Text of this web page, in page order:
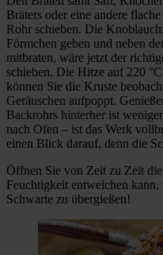
Bräters oder eine andere
Rohr schieben. Die
Förmchen geben und neben
mitbraten, wäre jetzt der
schieben. Die Hitze auf 220
können Sie die Kruste
Geräuschen aufpoppt.
Backrohrs hinterher ist
nach Ofen – ist das Werk
einen Blick darauf, denn die
Öffnen Sie von Zeit zu Zeit
Feuchtigkeit entweichen
Schwarte zu übergießen!